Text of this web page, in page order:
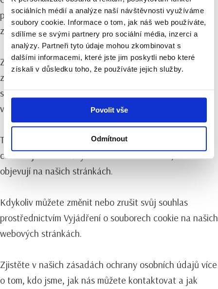
sociálních médií a analýze naší návštěvnosti využíváme
soubory cookie. Informace o tom, jak náš web používáte,
sdílíme se svými partnery pro sociální média, inzerci a
analýzy. Partneři tyto údaje mohou zkombinovat s
dalšími informacemi, které jste jim poskytli nebo které
získali v důsledku toho, že používáte jejich služby.
Povolit vše
Odmítnout
používány webovými stránkami, aby učinily uživatelský
zážitek více efektivní.
Zákon uvádí, že můžeme ukládat cookies na vašem
zařízení, pokud jsou nezbytně nutné pro provoz této
stránky. Pro všechny ostatní typy cookies potřebujeme
vaše povolení.
Tato stránka používá různé typy cookies. Některé
cookies jsou umístěny službami třetích stran, které se
objevují na našich stránkách.
Kdykoliv můžete změnit nebo zrušit svůj souhlas
prostřednictvím Vyjádření o souborech cookie na našich
webových stránkách.
Zjistěte v našich zásadách ochrany osobních údajů více
o tom, kdo jsme, jak nás můžete kontaktovat a jak